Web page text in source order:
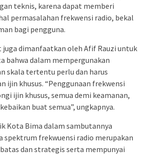
teknis, karena dapat memberi
permasalahan frekwensi radio, bekal
bagi pengguna.
dimanfaatkan oleh Afif Rauzi untuk
bahwa dalam mempergunakan
skala tertentu perlu dan harus
ijin khusus. “Penggunaan frekwensi
ijin khusus, semua demi keamanan,
buat semua”, ungkapnya.
Kota Bima dalam sambutannya
spektrum frekwuensi radio merupakan
dan strategis serta mempunyai